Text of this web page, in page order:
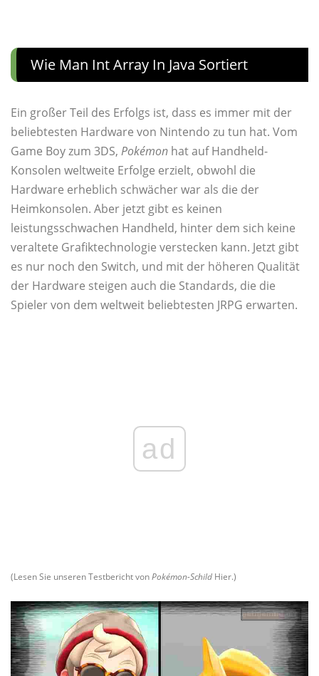
Wie Man Int Array In Java Sortiert
Ein großer Teil des Erfolgs ist, dass es immer mit der
beliebtesten Hardware von Nintendo zu tun hat. Vom
Game Boy zum 3DS, Pokémon hat auf Handheld-
Konsolen weltweite Erfolge erzielt, obwohl die
Hardware erheblich schwächer war als die der
Heimkonsolen. Aber jetzt gibt es keinen
leistungsschwachen Handheld, hinter dem sich keine
veraltete Grafiktechnologie verstecken kann. Jetzt gibt
es nur noch den Switch, und mit der höheren Qualität
der Hardware steigen auch die Standards, die die
Spieler von dem weltweit beliebtesten JRPG erwarten.
ad
(Lesen Sie unseren Testbericht vonPokémon-Schild Hier.)